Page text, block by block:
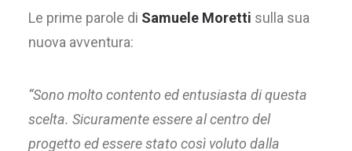
Le prime parole di Samuele Moretti sulla sua
nuova avventura:
“Sono molto contento ed entusiasta di questa
scelta. Sicuramente essere al centro del
progetto ed essere stato così voluto dalla